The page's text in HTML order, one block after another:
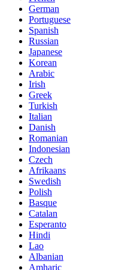
German
Portuguese
Spanish
Russian
Japanese
Korean
Arabic
Irish
Greek
Turkish
Italian
Danish
Romanian
Indonesian
Czech
Afrikaans
Swedish
Polish
Basque
Catalan
Esperanto
Hindi
Lao
Albanian
Amharic